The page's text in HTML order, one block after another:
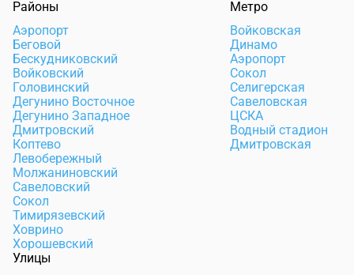
Районы
Аэропорт
Беговой
Бескудниковский
Войковский
Головинский
Дегунино Восточное
Дегунино Западное
Дмитровский
Коптево
Левобережный
Молжаниновский
Савеловский
Сокол
Тимирязевский
Ховрино
Хорошевский
Метро
Войковская
Динамо
Аэропорт
Сокол
Селигерская
Савеловская
ЦСКА
Водный стадион
Дмитровская
Улицы